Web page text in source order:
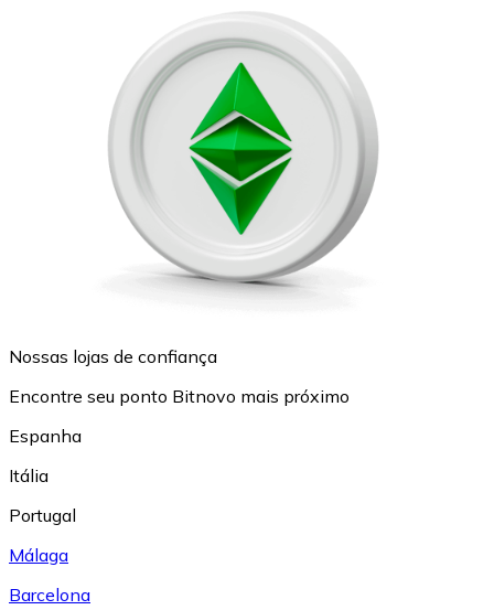
Nossas lojas de confiança
Encontre seu ponto Bitnovo mais próximo
Espanha
Itália
Portugal
Málaga
Barcelona